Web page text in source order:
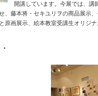
開講しています。今展では、講
、藤本将・セキユリヲの商品展示
原画展示、絵本教室受講生オリジ